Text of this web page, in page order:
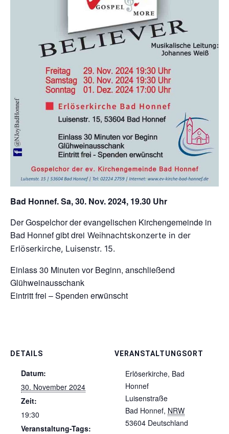
Bad Honnef. Sa, 30. Nov. 2024, 19.30 Uhr
Der Gospelchor der evangelischen Kirchengemeinde in
Bad Honnef gibt drei Weihnachtskonzerte in der
Erlöserkirche, Luisenstr. 15.
Einlass 30 Minuten vor Beginn, anschließend
Glühweinausschank
Eintritt frei – Spenden erwünscht
DETAILS
Datum:
30. November 2024
Zeit:
19:30
Veranstaltung-Tags:
VERANSTALTUNGSORT
Erlöserkirche, Bad
Honnef
Luisenstraße
Bad Honnef, NRW
53604 Deutschland